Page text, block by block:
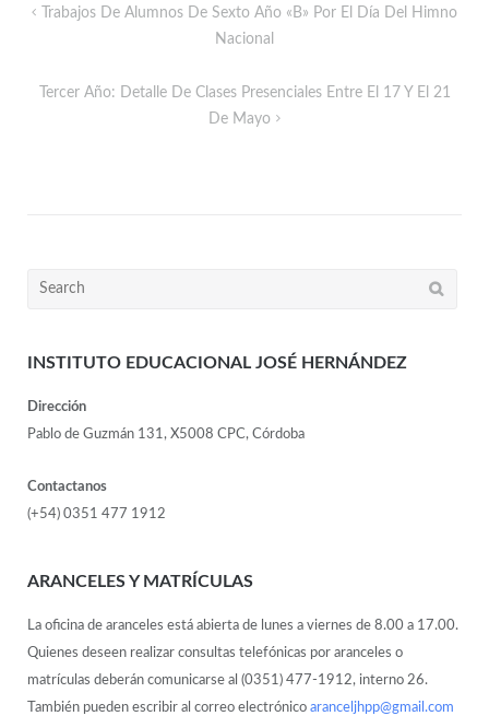
Trabajos De Alumnos De Sexto Año «B» Por El Día Del Himno
Nacional
Tercer Año: Detalle De Clases Presenciales Entre El 17 Y El 21
De Mayo
INSTITUTO EDUCACIONAL JOSÉ HERNÁNDEZ
Dirección
Pablo de Guzmán 131, X5008 CPC, Córdoba
Contactanos
(+54) 0351 477 1912
ARANCELES Y MATRÍCULAS
La oficina de aranceles está abierta de lunes a viernes de 8.00 a 17.00.
Quienes deseen realizar consultas telefónicas por aranceles o
matrículas deberán comunicarse al (0351) 477-1912, interno 26.
También pueden escribir al correo electrónico aranceljhpp@gmail.com